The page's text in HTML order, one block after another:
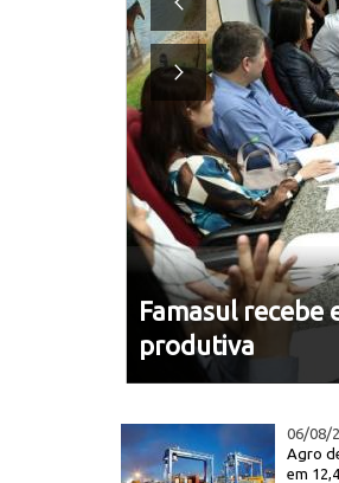
Famasul recebe
produtiva
06/08/
Agro
em